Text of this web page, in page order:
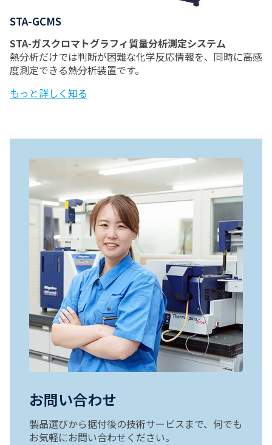
STA-GCMS
STA-ガスクロマトグラフィ質量分析測定システム
熱分析だけでは判断が困難な化学反応情報を、同時に高感
度測定できる熱分析装置です。
もっと詳しく知る
お問い合わせ
製品選びから据付後の技術サービスまで、何でも
お気軽にお問い合わせください。